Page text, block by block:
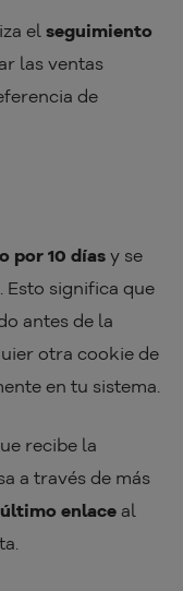
el seguimiento
las ventas
de
por 10 díasy se
significa que
antes de la
otra cookie de
en tu sistema.
recibe la
a través de más
enlace al